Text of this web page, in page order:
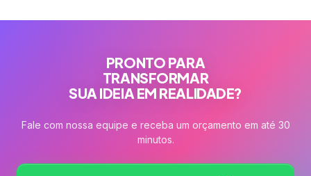
PRONTO PARA
TRANSFORMAR
SUA IDEIA EM REALIDADE?
Fale com nossa equipe e receba um orçamento em até 30
minutos.